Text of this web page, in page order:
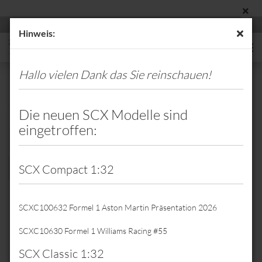
Hinweis:
Hallo vielen Dank das Sie reinschauen!
Die neuen SCX Modelle sind
eingetroffen:
SCX Compact 1:32
SCXC100632 Formel 1 Aston Martin Präsentation 2026
SCXC10630 Formel 1 Williams Racing #55
SCX Classic 1:32
Eicker Racing
1